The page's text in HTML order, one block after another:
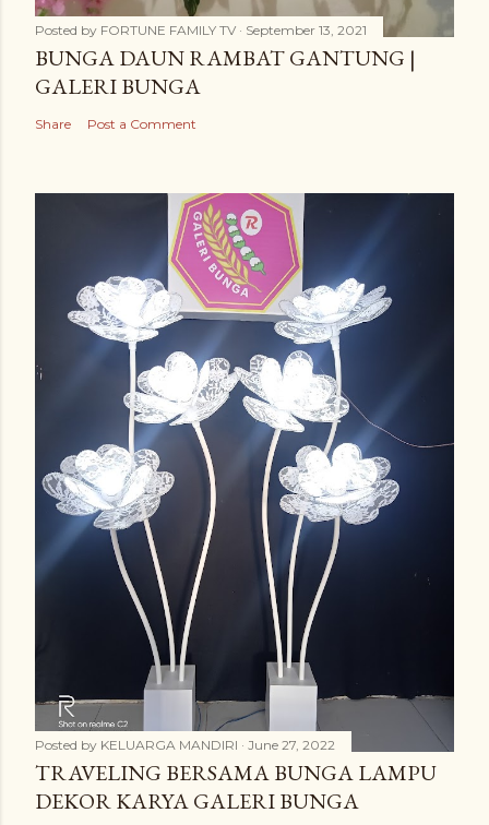
Posted by FORTUNE FAMILY TV September 13, 2021
BUNGA DAUN RAMBAT GANTUNG |
GALERI BUNGA
Share Post a Comment
Posted by KELUARGA MANDIRI June 27, 2022
TRAVELING BERSAMA BUNGA LAMPU
DEKOR KARYA GALERI BUNGA